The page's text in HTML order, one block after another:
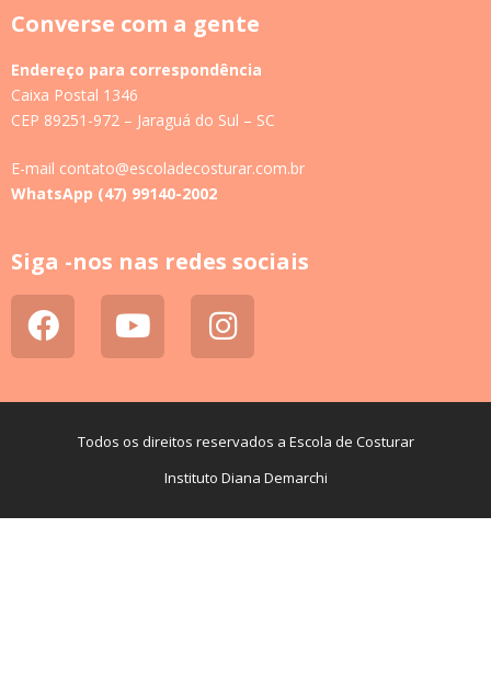
Converse com a gente
Endereço para correspondência
Caixa Postal 1346
CEP 89251-972 – Jaraguá do Sul – SC
E-mail contato@escoladecosturar.com.br
WhatsApp (47) 99140-2002
Siga -nos nas redes sociais
Todos os direitos reservados a Escola de Costurar
Instituto Diana Demarchi